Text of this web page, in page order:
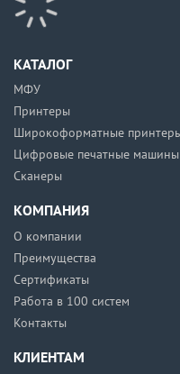
КАТАЛОГ
МФУ
Принтеры
Широкоформатные
Цифровые печатные машины
Сканеры
КОМПАНИЯ
О компании
Преимущества
Сертификаты
Работа в 100 систем
Контакты
КЛИЕНТАМ